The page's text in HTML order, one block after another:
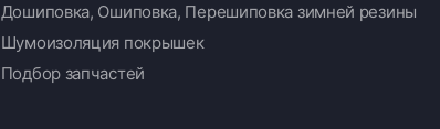
Дошиповка, Ошиповка, Перешиповка зимней резины
Шумоизоляция покрышек
Подбор запчастей